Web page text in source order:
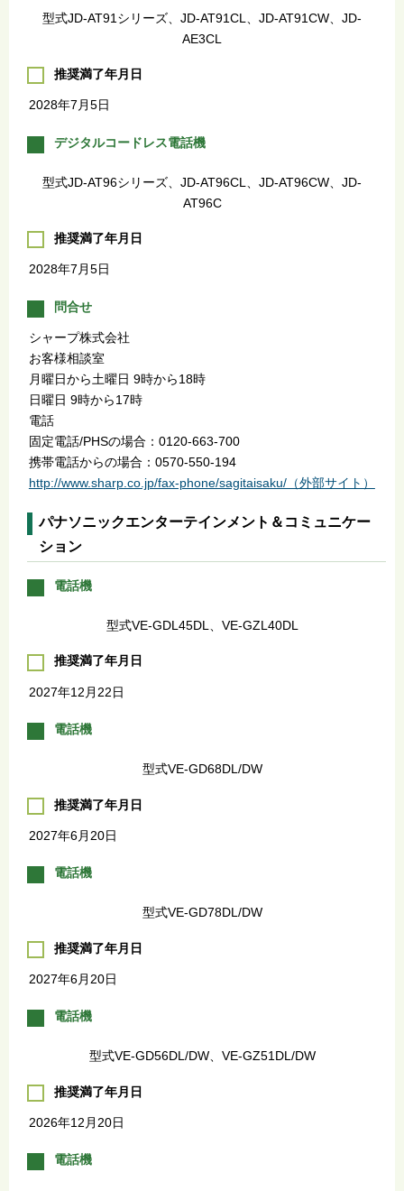
型式JD-AT91シリーズ、JD-AT91CL、JD-AT91CW、JD-
AE3CL
推奨満了年月日
2028年7月5日
デジタルコードレス電話機
型式JD-AT96シリーズ、JD-AT96CL、JD-AT96CW、JD-
AT96C
推奨満了年月日
2028年7月5日
問合せ
シャープ株式会社
お客様相談室
月曜日から土曜日 9時から18時
日曜日 9時から17時
電話
固定電話/PHSの場合：0120-663-700
携帯電話からの場合：0570-550-194
http://www.sharp.co.jp/fax-phone/sagitaisaku/（外部サイト）
パナソニックエンターテインメント＆コミュニケー
ション
電話機
型式VE-GDL45DL、VE-GZL40DL
推奨満了年月日
2027年12月22日
電話機
型式VE-GD68DL/DW
推奨満了年月日
2027年6月20日
電話機
型式VE-GD78DL/DW
推奨満了年月日
2027年6月20日
電話機
型式VE-GD56DL/DW、VE-GZ51DL/DW
推奨満了年月日
2026年12月20日
電話機